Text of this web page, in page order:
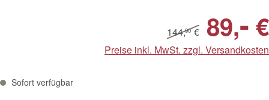
144,90€ 89,- €
Preise inkl. MwSt. zzgl. Versandkosten
Sofort verfügbar